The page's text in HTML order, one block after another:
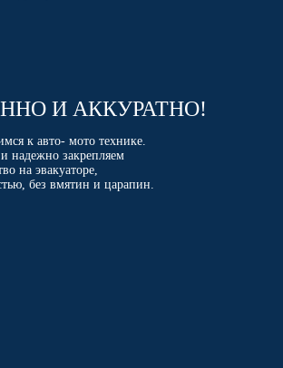
И АККУРАТНО!
к авто- мото технике.
надежно закрепляем
на эвакуаторе,
без вмятин и царапин.